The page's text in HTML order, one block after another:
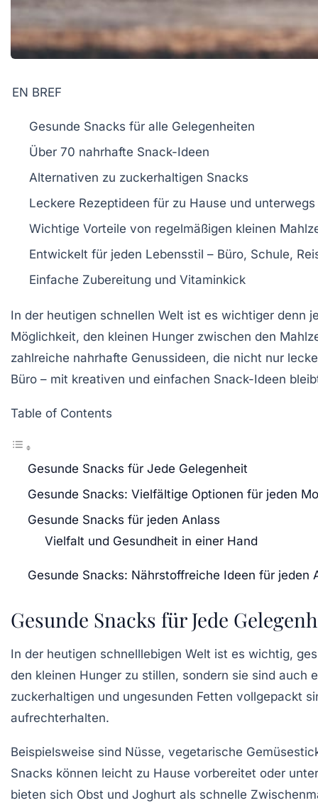
EN BREF
Gesunde Snacks für alle Gelegenheiten
Über 70 nahrhafte Snack-Ideen
Alternativen zu zuckerhaltigen Snacks
Leckere Rezeptideen für zu Hause und unterwegs
Wichtige Vorteile von regelmäßigen kleinen
Entwickelt für jeden Lebensstil – Büro, Schule,
Einfache Zubereitung und Vitaminkick
In der heutigen schnellen Welt ist es wichtiger denn
Möglichkeit, den kleinen Hunger zwischen den
zahlreiche nahrhafte Genussideen, die nicht nur
Büro – mit kreativen und einfachen Snack-Ideen
Table of Contents
Gesunde Snacks für Jede Gelegenheit
Gesunde Snacks: Vielfältige Optionen für jeden
Gesunde Snacks für jeden Anlass
Vielfalt und Gesundheit in einer Hand
Gesunde Snacks: Nährstoffreiche Ideen für jeden
Gesunde Snacks für Jede
In der heutigen schnelllebigen Welt ist es wichtig,
den kleinen Hunger zu stillen, sondern sie sind auch
zuckerhaltigen und ungesunden Fetten vollgepackt
aufrechterhalten.
Beispielsweise sind Nüsse, vegetarische
Snacks können leicht zu Hause vorbereitet oder
bieten sich Obst und Joghurt als schnelle